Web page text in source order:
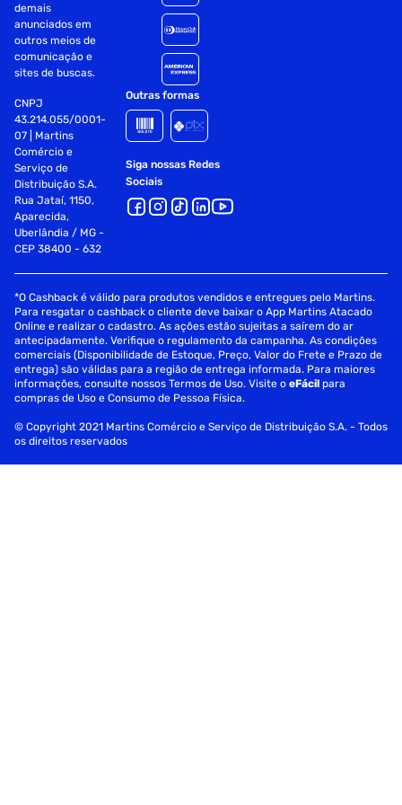
demais
anunciados em
outros meios de
comunicação e
sites de buscas.
CNPJ
43.214.055/0001-
07 | Martins
Comércio e
Serviço de
Distribuição S.A.
Rua Jataí, 1150,
Aparecida,
Uberlândia / MG -
CEP 38400 - 632
Outras formas
Siga nossas Redes
Sociais
*O Cashback é válido para produtos vendidos e entregues pelo Martins.
Para resgatar o cashback o cliente deve baixar o App Martins Atacado
Online e realizar o cadastro. As ações estão sujeitas a saírem do ar
antecipadamente. Verifique o regulamento da campanha. As condições
comerciais (Disponibilidade de Estoque, Preço, Valor do Frete e Prazo de
entrega) são válidas para a região de entrega informada. Para maiores
informações, consulte nossos Termos de Uso. Visite oeFácil para
compras de Uso e Consumo de Pessoa Física.
© Copyright 2021 Martins Comércio e Serviço de Distribuição S.A. - Todos
os direitos reservados